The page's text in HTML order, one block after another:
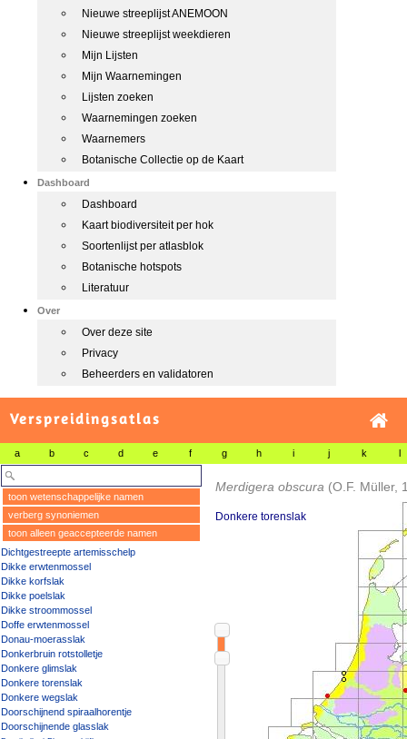
Nieuwe streeplijst ANEMOON
Nieuwe streeplijst weekdieren
Mijn Lijsten
Mijn Waarnemingen
Lijsten zoeken
Waarnemingen zoeken
Waarnemers
Botanische Collectie op de Kaart
Dashboard
Dashboard
Kaart biodiversiteit per hok
Soortenlijst per atlasblok
Botanische hotspots
Literatuur
Over
Over deze site
Privacy
Beheerders en validatoren
Verspreidingsatlas
a b c d e f g h i j k l
toon wetenschappelijke namen
verberg synoniemen
toon alleen geaccepteerde namen
Dichtgestreepte artemisschelp
Dikke erwtenmossel
Dikke korfslak
Dikke poelslak
Dikke stroommossel
Doffe erwtenmossel
Donau-moerasslak
Donkerbruin rotstolletje
Donkere glimslak
Donkere torenslak
Donkere wegslak
Doorschijnend spiraalhorentje
Doorschijnende glasslak
Merdigera obscura (O.F. Müller,
Donkere torenslak